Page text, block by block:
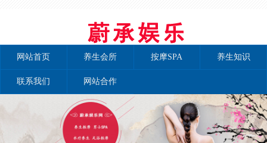
网站首页 养生会所 按摩SPA 养生知识
联系我们 网站合作